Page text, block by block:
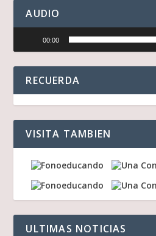
AUDIO
audio
00:00
RECUERDA
VISITA TAMBIEN
ULTIMAS NOTICIAS